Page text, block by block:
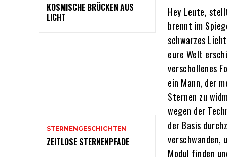
KOSMISCHE BRÜCKEN AUS
LICHT
STERNENGESCHICHTEN
ZEITLOSE STERNENPFADE
Hey Leute,
brennt im
schwarzes
eure Welt
verschollenes
ein Mann, der
Sternen zu
wegen der
der Basis
verschwanden,
Modul finden